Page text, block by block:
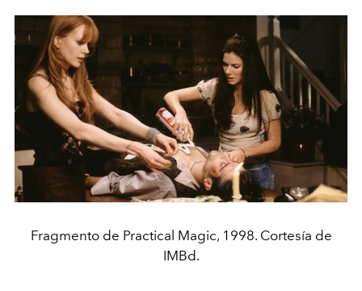
Fragmento de Practical Magic, 1998. Cortesía de
IMBd.